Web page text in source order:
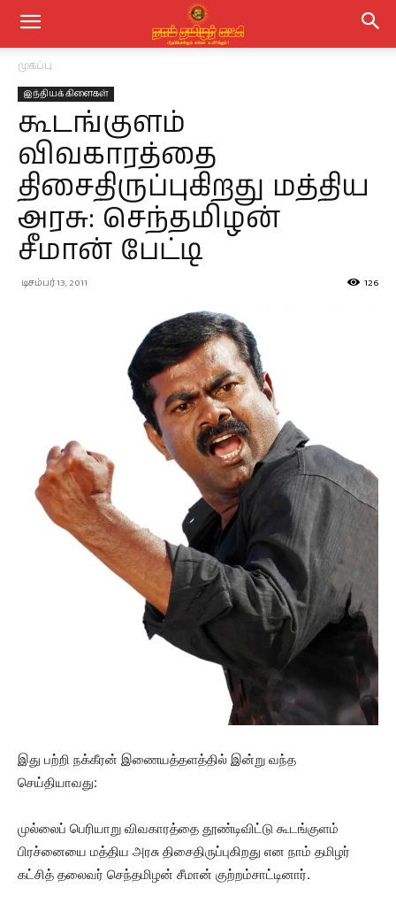
முகப்பு
இந்தியக் கிளைகள்
கூடங்குளம்
விவகாரத்தை
திசைதிருப்புகிறது மத்திய
அரசு: செந்தமிழன்
சீமான் பேட்டி
டிசம்பர் 13, 2011 126
இது பற்றி நக்கீரன் இணையத்தளத்தில் இன்று வந்த
செய்தியாவது:
முல்லைப் பெரியாறு விவகாரத்தை தூண்டிவிட்டு கூடங்குளம்
பிரச்னையை மத்திய அரசு திசைதிருப்புகிறது என நாம் தமிழர்
கட்சித் தலைவர் செந்தமிழன் சீமான் குற்றம்சாட்டினார்.